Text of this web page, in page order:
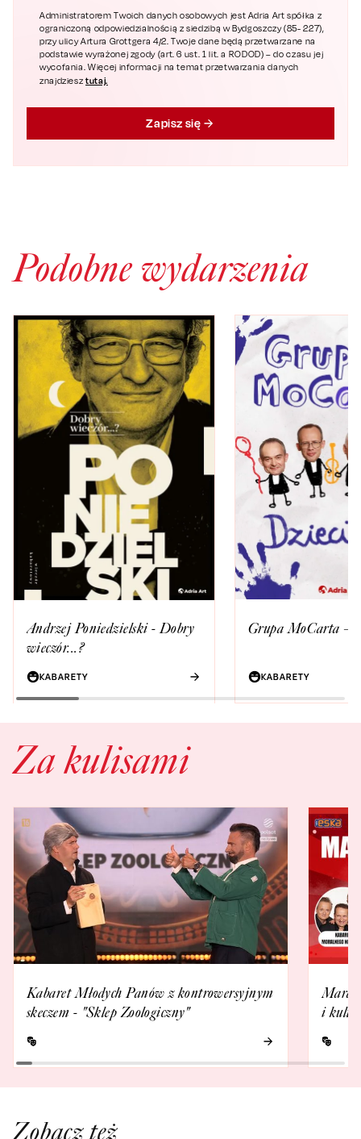
Administratorem Twoich danych osobowych jest Adria Art spółka z
ograniczoną odpowiedzialnością z siedzibą w Bydgoszczy (85- 227),
przy ulicy Artura Grottgera 4/2. Twoje dane będą przetwarzane na
podstawie wyrażonej zgody (art. 6 ust. 1 lit. a RODOD) – do czasu jej
wycofania. Więcej informacji na temat przetwarzania danych
znajdziesztutaj.
Zapisz się
Podobne wydarzenia
Andrzej Poniedzielski - Dobry
wieczór...?
KABARETY
Grupa MoCarta –
KABARETY
Za kulisami
Kabaret Młodych Panów z kontrowersyjnym
skeczem - "Sklep Zoologiczny"
i
Zobacz też